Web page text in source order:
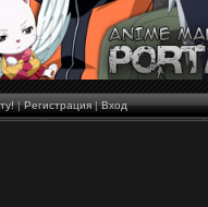
|Регистрация|Вход